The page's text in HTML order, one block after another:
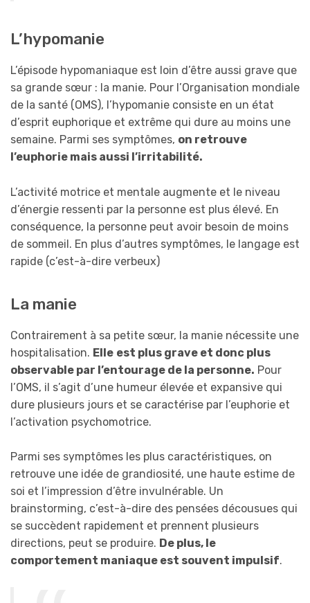
L’hypomanie
L’épisode hypomaniaque est loin d’être aussi grave que
sa grande sœur : la manie. Pour l’Organisation mondiale
de la santé (OMS), l’hypomanie consiste en un état
d’esprit euphorique et extrême qui dure au moins une
semaine. Parmi ses symptômes, on retrouve
l’euphorie mais aussi l’irritabilité.
L’activité motrice et mentale augmente et le niveau
d’énergie ressenti par la personne est plus élevé. En
conséquence, la personne peut avoir besoin de moins
de sommeil. En plus d’autres symptômes, le langage est
rapide (c’est-à-dire verbeux)
La manie
Contrairement à sa petite sœur, la manie nécessite une
hospitalisation. Elle est plus grave et donc plus
observable par l’entourage de la personne. Pour
l’OMS, il s’agit d’une humeur élevée et expansive qui
dure plusieurs jours et se caractérise par l’euphorie et
l’activation psychomotrice.
Parmi ses symptômes les plus caractéristiques, on
retrouve une idée de grandiosité, une haute estime de
soi et l’impression d’être invulnérable. Un
brainstorming, c’est-à-dire des pensées décousues qui
se succèdent rapidement et prennent plusieurs
directions, peut se produire. De plus, le
comportement maniaque est souvent impulsif.